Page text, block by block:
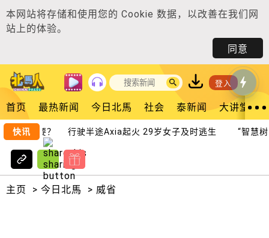
本网站将存储和使用您的 Cookie 数据，以改善在我们网
站上的体验。
同意
登入
首页 最热新闻 今日北馬 社会 泰新闻 大讲堂
快讯
更重要？ 行驶半途Axia起火 29岁女子及时逃生 “智慧树
主页 > 今日北馬 > 威省